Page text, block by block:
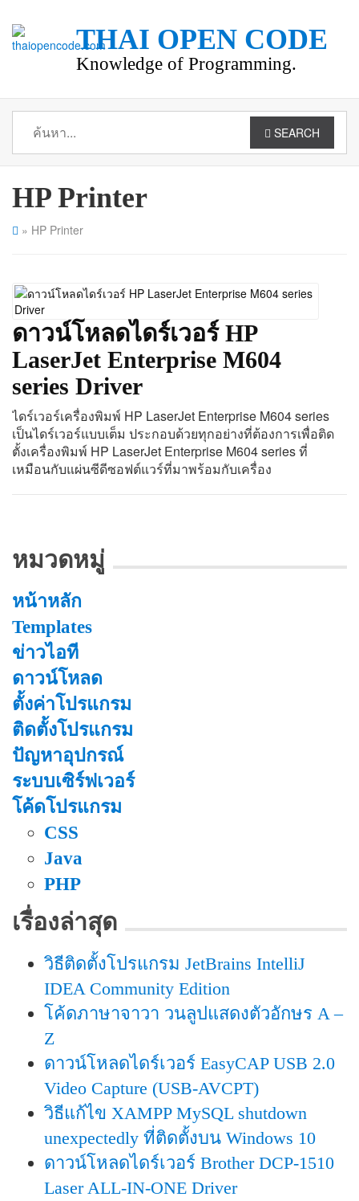
THAI OPEN CODE
Knowledge of Programming.
SEARCH
HP Printer
» HP Printer
ดาวน์โหลดไดร์เวอร์ HP
LaserJet Enterprise M604
series Driver
ไดร์เวอร์เครื่องพิมพ์ HP LaserJet Enterprise M604 series
เป็นไดร์เวอร์แบบเต็ม ประกอบด้วยทุกอย่างที่ต้องการเพื่อติด
ตั้งเครื่องพิมพ์ HP LaserJet Enterprise M604 series ที่
เหมือนกับแผ่นซีดีซอฟต์แวร์ที่มาพร้อมกับเครื่อง
หมวดหมู่
หน้าหลัก
Templates
ข่าวไอที
ดาวน์โหลด
ตั้งค่าโปรแกรม
ติดตั้งโปรแกรม
ปัญหาอุปกรณ์
ระบบเซิร์ฟเวอร์
โค้ดโปรแกรม
CSS
Java
PHP
เรื่องล่าสุด
วิธีติดตั้งโปรแกรม JetBrains IntelliJ
IDEA Community Edition
โค้ดภาษาจาวา วนลูปแสดงตัวอักษร A –
Z
ดาวน์โหลดไดร์เวอร์ EasyCAP USB 2.0
Video Capture (USB-AVCPT)
วิธีแก้ไข XAMPP MySQL shutdown
unexpectedly ที่ติดตั้งบน Windows 10
ดาวน์โหลดไดร์เวอร์ Brother DCP-1510
Laser ALL-IN-ONE Driver